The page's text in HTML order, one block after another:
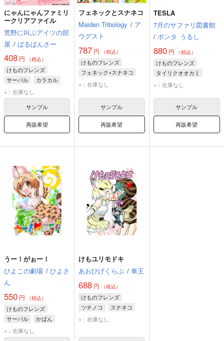
にゃんにゃんファミリ
ークリアファイル
荒野に叫ぶアイツの部
屋 / ばるぱんさー
408 円 （税込）
けものフレンズ
サーバル
カラカル
スナネコ
×：在庫なし
サンプル
再販希望
フェネックとスナネコ
Maiden Tribology / ア
ウグスト
787 円 （税込）
けものフレンズ
フェネック×スナネコ
フェネック
×：在庫なし
サンプル
再販希望
TESLA
7月のサファリ図書館
/ ポンタ うるし
880円 （税込）
けものフレンズ
タイリクオオカミ
ヘラジカ
×：在庫なし
サンプル
再販希望
うー！がぉー！
ひよこの劇場 / ひよさ
ん
550 円 （税込）
けものフレンズ
サーバル
かばん
スナネコ
×：在庫なし
けもユリモドキ
あおひげくらぶ / 車王
688 円 （税込）
けものフレンズ
ツチノコ
スナネコ
×：在庫なし